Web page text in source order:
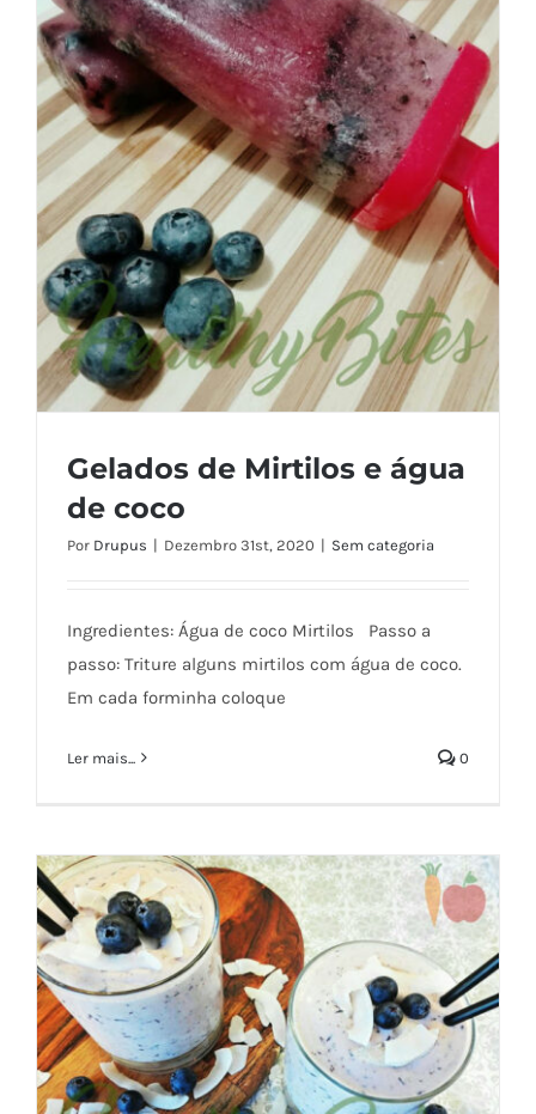
Gelados de Mirtilos e água de coco
Gelados de Mirtilos e água
de coco
Por Drupus | Dezembro 31st, 2020 | Sem categoria
Ingredientes: Água de coco Mirtilos Passo a
passo: Triture alguns mirtilos com água de coco.
Em cada forminha coloque
Ler mais... 0